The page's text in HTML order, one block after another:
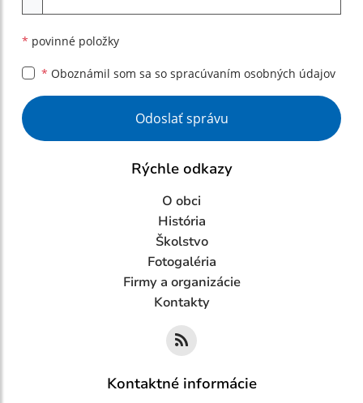
* povinné položky
* Oboznámil som sa so spracúvaním osobných údajov
Google reCaptcha Response
Odoslať správu
Rýchle odkazy
O obci
História
Školstvo
Fotogaléria
Firmy a organizácie
Kontakty
Kontaktné informácie